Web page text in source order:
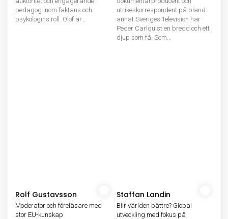
pedagog inom faktans och
psykologins roll. Olof är...
utrikeskorrespondent på bland
annat Sveriges Television har
Peder Carlquist en bredd och ett
djup som få. Som...
Rolf Gustavsson
Moderator och föreläsare med
stor EU-kunskap
Staffan Landin
Blir världen bättre? Global
utveckling med fokus på